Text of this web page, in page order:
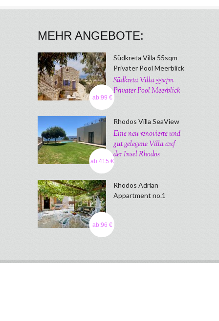
MEHR ANGEBOTE:
ab:99 €
Südkreta Villa 55sqm
Privater Pool Meerblick
Südkreta Villa 55sqm
Privater Pool Meerblick
ab:415 €
Rhodos Villa SeaView
Eine neu renovierte und
gut gelegene Villa auf
der Insel Rhodos
ab:96 €
Rhodos Adrian
Appartment no.1